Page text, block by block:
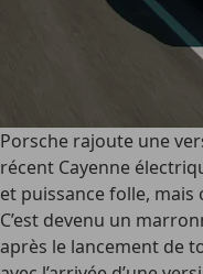
Porsche rajoute une
récent Cayenne
et puissance folle, mais
C’est devenu un
après le lancement de